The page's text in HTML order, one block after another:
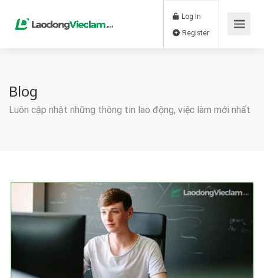
Log In
Blog
Luôn cập nhật những thông tin lao động, việc làm mới nhất